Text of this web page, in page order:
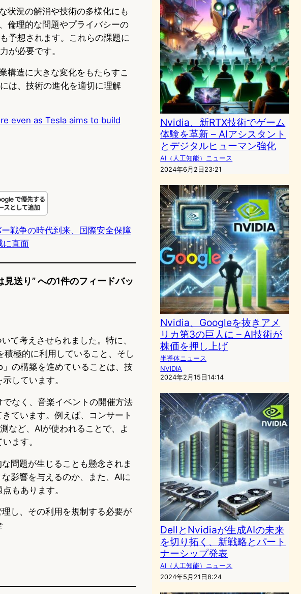
状況の解消や技術の多様化にも
倫理的な問題やプライバシーの
予想されます。これらの課題に
が必要です。
構造に大きな変化をもたらすこ
は、技術の進化を適切に理解
even as Tesla aims to build
戦争の時代到来、国際安全保障
に直面
送り” への1件のフィードバッ
て考えさせられました。特に、
極的に利用していること、そし
の構築を進めていることは、技
しています。
なく、音楽イベントの開催方法
ています。例えば、コンサート
など、AIが使われることで、よ
ます。
問題が生じることも懸念されま
影響を与えるのか、また、AIに
もあります。
し、その利用を規制する必要が
Nvidia、新RTX技術でゲーム
体験を革新 – AIアシスタント
とデジタルヒューマン強化
AI（人工知能）ニュース
2024年6月2日23:21
Nvidia、Googleを抜きアメ
リカ第3の巨人に – AI技術が
株価を押し上げ
半導体ニュース
NVIDIA
2024年2月15日14:14
DellとNvidiaが生成AIの未来
を切り拓く、新戦略とパート
ナーシップ発表
AI（人工知能）ニュース
2024年5月21日8:24